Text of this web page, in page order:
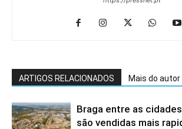
ARTIGOS RELACIONADOS Mais do autor
Braga entre as
são vendidas mais